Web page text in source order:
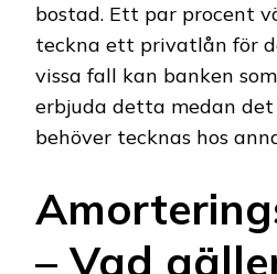
bostad. Ett par procent
teckna ett privatlån för
vissa fall kan banken
erbjuda detta medan
behöver tecknas hos
– Vad